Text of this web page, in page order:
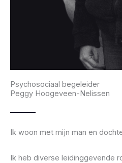
Psychosociaal begeleider
Peggy Hoogeveen-Nelissen
Ik woon met mijn man en
Ik heb diverse leidinggevende